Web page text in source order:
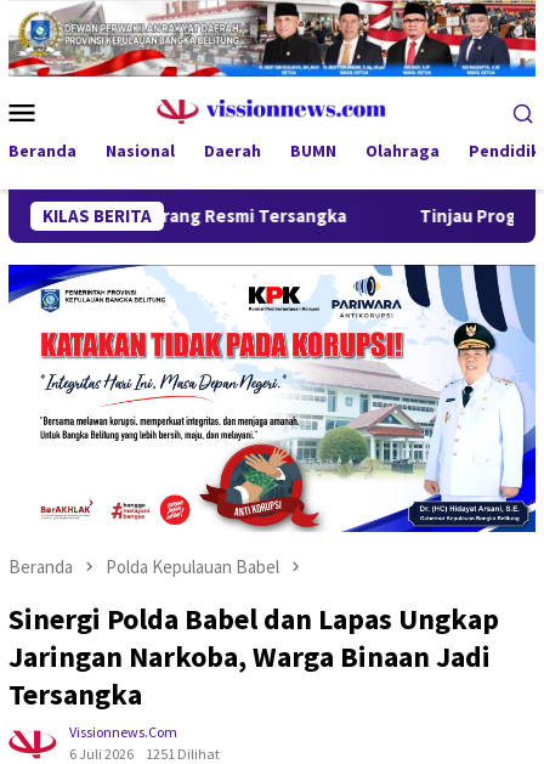
Loncat
ke
konten
Mobile
Beranda Nasional Daerah BUMN Olahraga
KILAS BERITA
Resmi Tersangka Tinjau Program MBG 3B di
Beranda Polda Kepulauan Babel
Sinergi Polda Babel dan Lapas Ungkap
Jaringan Narkoba, Warga Binaan Jadi
Tersangka
Vissionnews.com
6 Juli 2026
1251 Dilihat